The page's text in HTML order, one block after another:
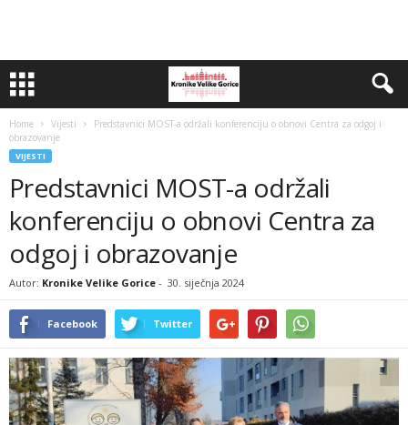
Home Vijesti
Predstavnici MOST-a održali konferenciju o obnovi Centra za odgoj i
obrazovanje
VIJESTI
Predstavnici MOST-a održali
konferenciju o obnovi Centra za
odgoj i obrazovanje
Autor: Kronike Velike Gorice - 30. siječnja 2024
Facebook Twitter